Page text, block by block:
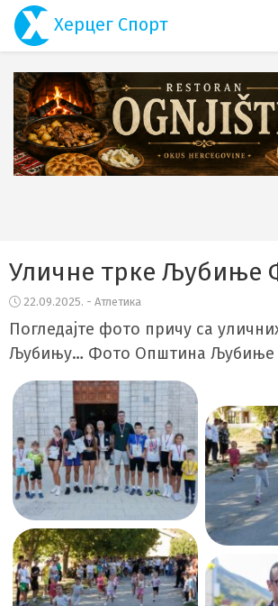
Херцег Спорт
Уличне трке Љубиње
22.09.2025. - Атлетика
Погледајте фото причу са
Љубињу… Фото Општина Љубиње